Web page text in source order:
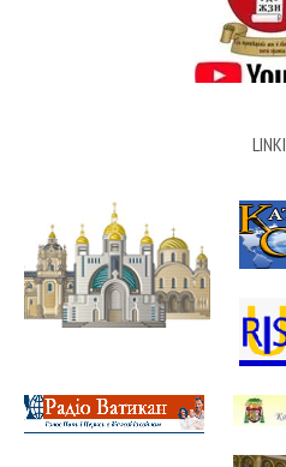
LINKI